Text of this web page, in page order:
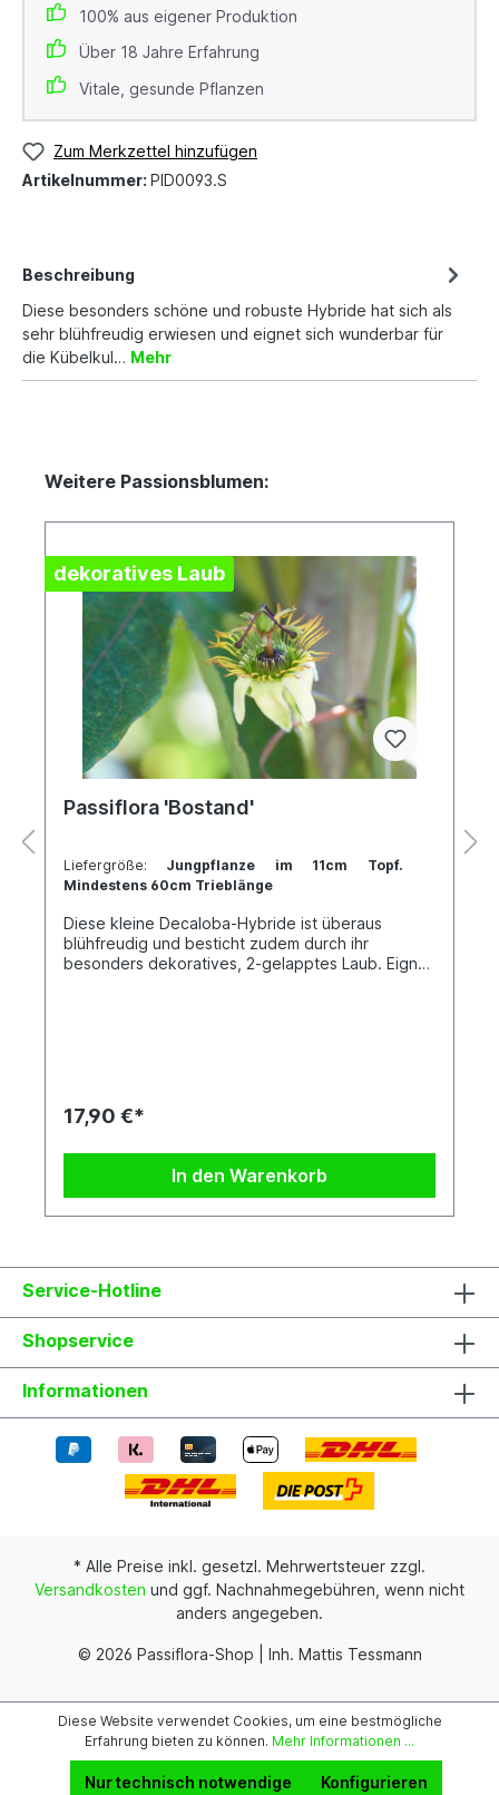
100% aus eigener Produktion
Über 18 Jahre Erfahrung
Vitale, gesunde Pflanzen
Zum Merkzettel hinzufügen
Artikelnummer: PID0093.S
Beschreibung
Diese besonders schöne und robuste Hybride hat sich als
sehr blühfreudig erwiesen und eignet sich wunderbar für
die Kübelkul… Mehr
Weitere Passionsblumen:
dekoratives Laub
Passiflora 'Bostand'
Liefergröße: Jungpflanze im 11cm Topf.
Mindestens 60cm Trieblänge
Diese kleine Decaloba-Hybride ist überaus
blühfreudig und besticht zudem durch ihr
besonders dekoratives, 2-gelapptes Laub. Eignet
17,90 €*
In den Warenkorb
Service-Hotline
Shopservice
Informationen
* Alle Preise inkl. gesetzl. Mehrwertsteuer zzgl.
Versandkosten und ggf. Nachnahmegebühren, wenn nicht
anders angegeben.
© 2026 Passiflora-Shop | Inh. Mattis Tessmann
Diese Website verwendet Cookies, um eine bestmögliche
Erfahrung bieten zu können. Mehr Informationen ...
Nur technisch notwendige Konfigurieren